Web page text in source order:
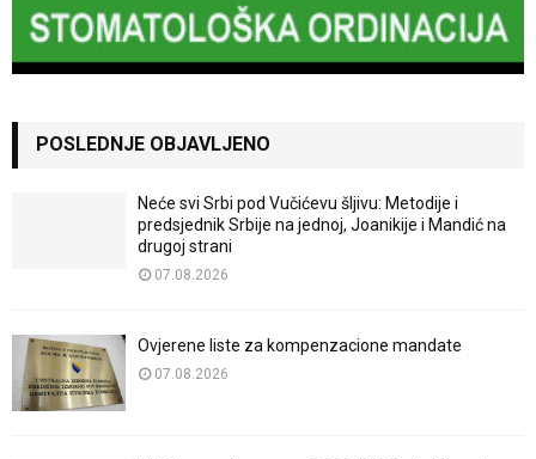
POSLEDNJE OBJAVLJENO
Neće svi Srbi pod Vučićevu šljivu: Metodije i
predsjednik Srbije na jednoj, Joanikije i Mandić na
drugoj strani
07.08.2026
Ovjerene liste za kompenzacione mandate
07.08.2026